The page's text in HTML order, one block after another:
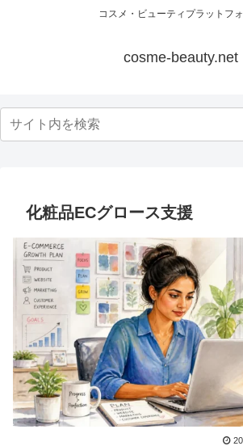
コスメ・ビューティプラットフ
cosme-beauty.net
化粧品ECグロース支援